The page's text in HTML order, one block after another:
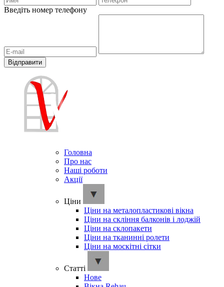
Введіть номер телефону
Головна
Про нас
Наші роботи
Акції
Ціни
Ціни на металопластикові вікна
Ціни на скління балконів і лоджій
Ціни на склопакети
Ціни на тканинні ролети
Ціни на москітні сітки
Cтатті
Нове